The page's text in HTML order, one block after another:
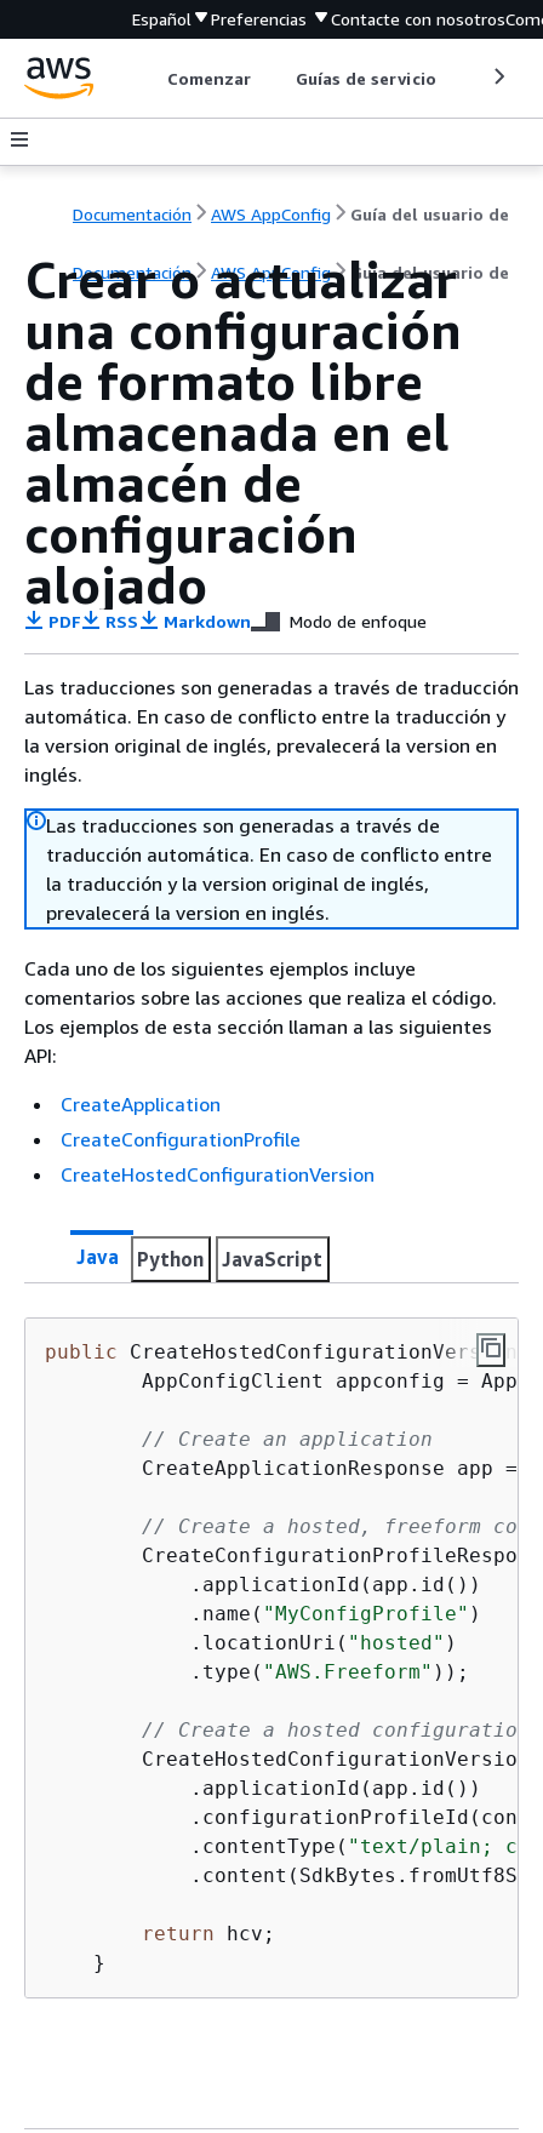
Español Preferencias Contacte con nosotros
Comenzar Guías de servicio
Documentación AWS AppConfig Guía del usuario de
Documentación AWS AppConfig Guía del usuario de
Crear o actualizar
una configuración
de formato libre
almacenada en el
almacén de
configuración
alojado
PDF RSS Markdown Modo de enfoque
Las traducciones son generadas a través de traducción
automática. En caso de conflicto entre la traducción y
la version original de inglés, prevalecerá la version en
inglés.
Las traducciones son generadas a través de
traducción automática. En caso de conflicto entre
la traducción y la version original de inglés,
prevalecerá la version en inglés.
Cada uno de los siguientes ejemplos incluye
comentarios sobre las acciones que realiza el código.
Los ejemplos de esta sección llaman a las siguientes
API:
CreateApplication
CreateConfigurationProfile
CreateHostedConfigurationVersion
Java Python JavaScript
public CreateHostedConfigurationVersion
AppConfigClient appconfig =
// Create an application
CreateApplicationResponse app =
// Create a hosted, freeform
            .applicationId(app.id())
            .name(
"MyConfigProfile" )
            .locationUri(
"hosted" )
            .type(
"AWS.Freeform" ));
// Create a hosted configuration
        CreateHostedConfiguration
Version
            .applicationId(app.id())
            .contentType(
"text/plain;
return hcv;
    }